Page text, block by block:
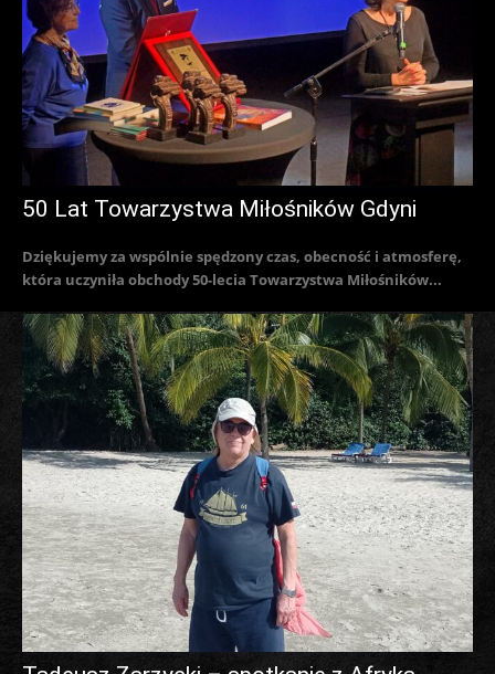
50 Lat Towarzystwa Miłośników Gdyni
Dziękujemy za wspólnie spędzony czas, obecność i atmosferę,
która uczyniła obchody 50-lecia Towarzystwa Miłośników...